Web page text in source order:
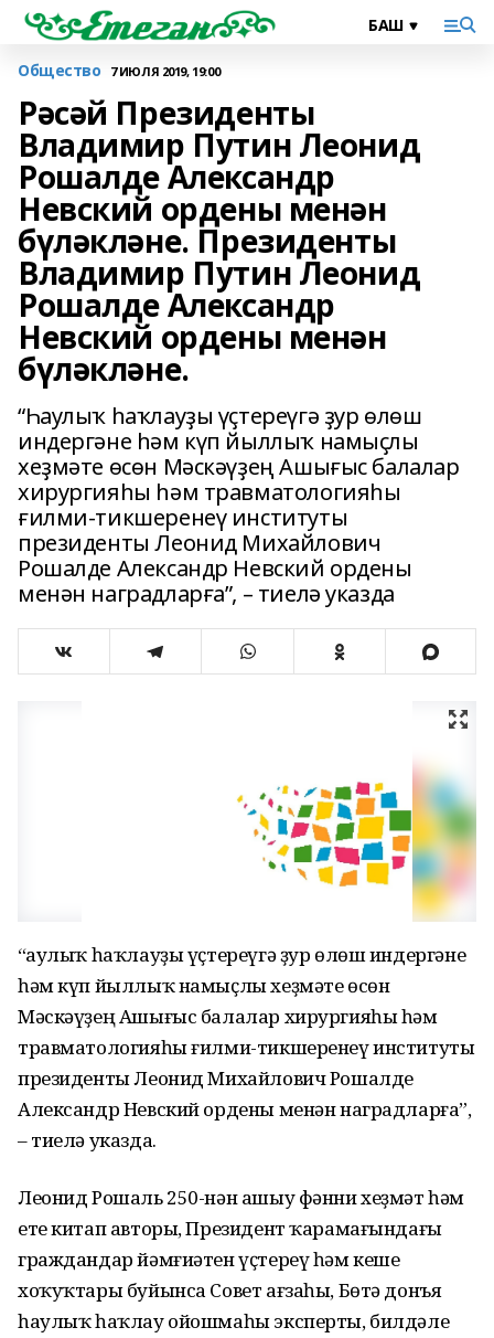
Общество 7 ИЮЛЯ 2019, 19:00
Рәсәй Президенты
Владимир Путин Леонид
Рошалде Александр
Невский ордены менән
бүләкләне. Президенты
Владимир Путин Леонид
Рошалде Александр
Невский ордены менән
бүләкләне.
“Һаулыҡ һаҡлауҙы үҫтереүгә ҙур өлөш
индергәне һәм күп йыллыҡ намыҫлы
хеҙмәте өсөн Мәскәүҙең Ашығыс балалар
хирургияһы һәм травматологияһы
ғилми-тикшеренеү институты
президенты Леонид Михайлович
Рошалде Александр Невский ордены
менән наградларға”, – тиелә указда
“Һаулыҡ һаҡлауҙы үҫтереүгә ҙур өлөш индергәне
һәм күп йыллыҡ намыҫлы хеҙмәте өсөн
Мәскәүҙең Ашығыс балалар хирургияһы һәм
травматологияһы ғилми-тикшеренеү институты
президенты Леонид Михайлович Рошалде
Александр Невский ордены менән наградларға”,
– тиелә указда.
Леонид Рошаль 250-нән ашыу фәнни хеҙмәт һәм
ете китап авторы, Президент ҡарамағындағы
граждандар йәмғиәтен үҫтереү һәм кеше
хоҡуҡтары буйынса Совет ағзаһы, Бөтә донъя
һаулыҡ һаҡлау ойошмаһы эксперты, билдәле